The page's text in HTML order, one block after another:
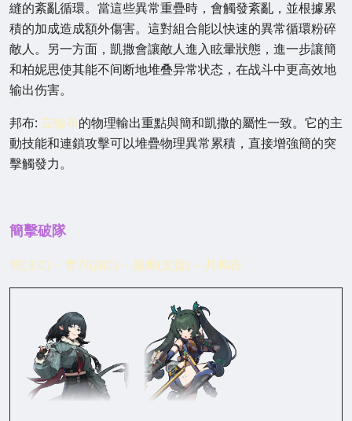
縫的紊亂循環。當這些異常重疊時，會觸發紊亂，並根據累
積的加成造成額外傷害。這對組合能以快速的異常循環粉碎
敵人。另一方面，凱撒會讓敵人進入眩暈狀態，進一步讓簡
和柏妮思使其能不间断地堆叠异常状态，在战斗中更高效地
输出伤害。
邦布: 左輪布的物理輸出重點與簡和凱撒的屬性一致。它的主
動技能和連鎖攻擊可以堆疊物理異常累積，直接增強簡的突
擊觸發力。
簡擊破隊
簡(主C) -- 青衣(副C) -- 麗娜(支援) -- 共鳴布